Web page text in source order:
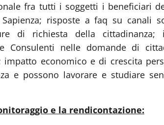
fra tutti i soggetti i beneficiari
risposte a faq su canali
di richiesta della cittadinanza;
Consulenti nelle domande di
economico e di crescita
e possono lavorare e studiare
e la rendicontazione: